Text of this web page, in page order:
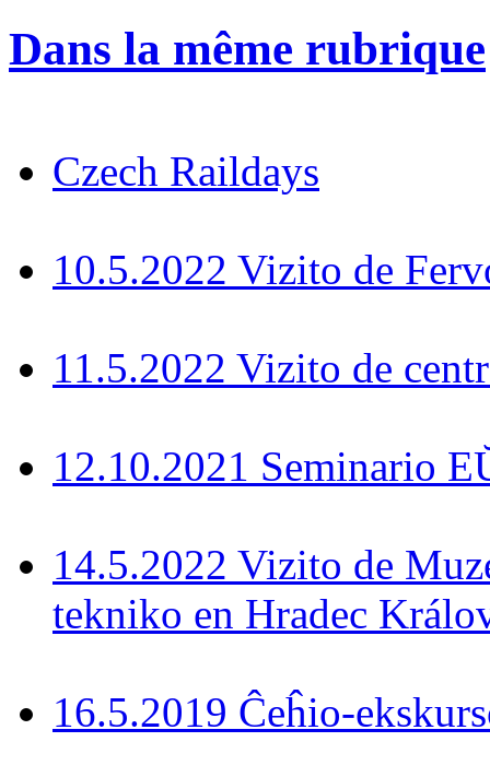
Dans la même rubrique
Czech Raildays
10.5.2022 Vizito de
11.5.2022 Vizito de
12.10.2021 Seminario
14.5.2022 Vizito de
tekniko en Hradec
16.5.2019 Ĉeĥio-